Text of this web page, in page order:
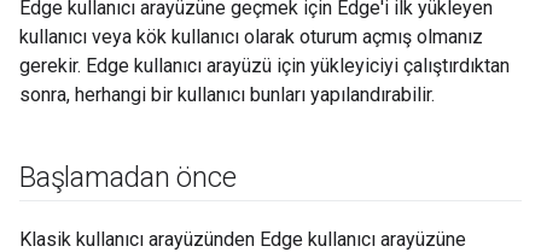
Edge kullanıcı arayüzüne geçmek için Edge'i ilk yükleyen
kullanıcı veya kök kullanıcı olarak oturum açmış olmanız
gerekir. Edge kullanıcı arayüzü için yükleyiciyi çalıştırdıktan
sonra, herhangi bir kullanıcı bunları yapılandırabilir.
Başlamadan önce
Klasik kullanıcı arayüzünden Edge kullanıcı arayüzüne